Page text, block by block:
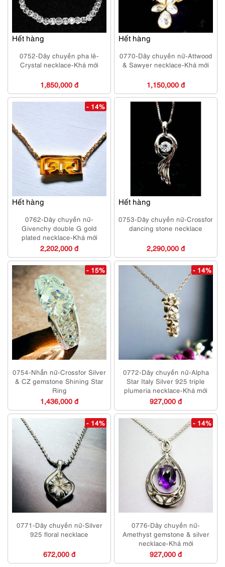
Hết hàng
0752-Dây chuyền pha lê-
Crystal necklace-Khá mới
1,850,000 đ
Hết hàng
0770-Dây chuyền nữ-Attwood
& Sawyer necklace-Khá mới
1,150,000 đ
Hết hàng
- 14%
0762-Dây chuyền nữ-
Givenchy double G gold
plated necklace-Khá mới
2,202,000 đ
Hết hàng
0753-Dây chuyền nữ-Crossfor
dancing stone necklace
2,290,000 đ
- 15%
0754-Nhẫn nữ-Crossfor Silver
& CZ gemstone Shining Star
Ring
1,436,000 đ
- 14%
0772-Dây chuyền nữ-Alpha
Star Italy Silver 925 triple
plumeria necklace-Khá mới
927,000 đ
- 14%
0771-Dây chuyền nữ-Silver
925 floral necklace
672,000 đ
- 14%
0776-Dây chuyền nữ-
Amethyst gemstone & silver
necklace-Khá mới
927,000 đ